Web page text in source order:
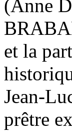
(Anne
et la
Jean-
prêtre